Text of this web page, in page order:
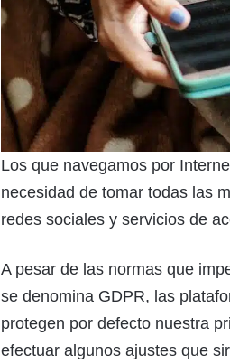
Los que navegamos por
necesidad de tomar todas las
redes sociales y servicios de
A pesar de las normas que
se denomina GDPR, las
protegen por defecto nuestra
efectuar algunos ajustes que